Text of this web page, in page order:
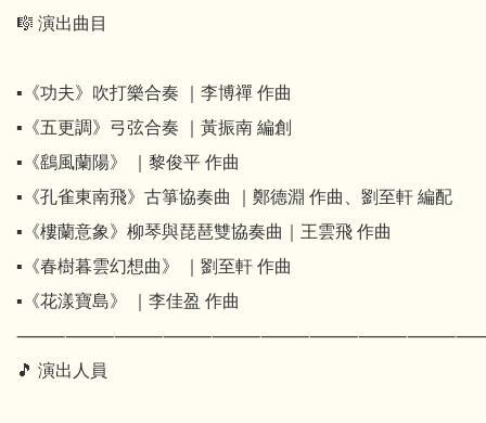
🎼 演出曲目
▪《功夫》吹打樂合奏 ｜李博禪 作曲
▪《五更調》弓弦合奏 ｜黃振南 編創
▪《鷂風蘭陽》 ｜黎俊平 作曲
▪《孔雀東南飛》古箏協奏曲 ｜鄭德淵 作曲、劉至軒 編配
▪《樓蘭意象》柳琴與琵琶雙協奏曲｜王雲飛 作曲
▪《春樹暮雲幻想曲》 ｜劉至軒 作曲
▪《花漾寶島》 ｜李佳盈 作曲
🎵 演出人員